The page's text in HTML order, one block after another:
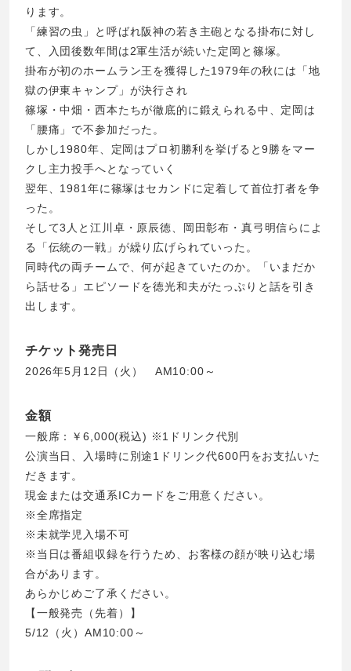
ります。
「練習の虫」と呼ばれ阪神の若き主砲となる掛布に対し
て、入団後数年間は2軍生活が続いた定岡と篠塚。
掛布が初のホームラン王を獲得した1979年の秋には「地
獄の伊東キャンプ」が決行され
篠塚・中畑・西本たちが徹底的に鍛えられる中、定岡は
「腰痛」で不参加だった。
しかし1980年、定岡はプロ初勝利を挙げると9勝をマー
クし主力投手へとなっていく
翌年、1981年に篠塚はセカンドに定着して首位打者を争
った。
そして3人と江川卓・原辰徳、岡田彰布・真弓明信らによ
る「伝統の一戦」が繰り広げられていった。
同時代の両チームで、何が起きていたのか。「いまだか
ら話せる」エピソードを徳光和夫がたっぷりと話を引き
出します。
チケット発売日
2026年5月12日（火） AM10:00～
金額
一般席：￥6,000(税込) ※1ドリンク代別
公演当日、入場時に別途1ドリンク代600円をお支払いた
だきます。
現金または交通系ICカードをご用意ください。
※全席指定
※未就学児入場不可
※当日は番組収録を行うため、お客様の顔が映り込む場
合があります。
あらかじめご了承ください。
【一般発売（先着）】
5/12（火）AM10:00～